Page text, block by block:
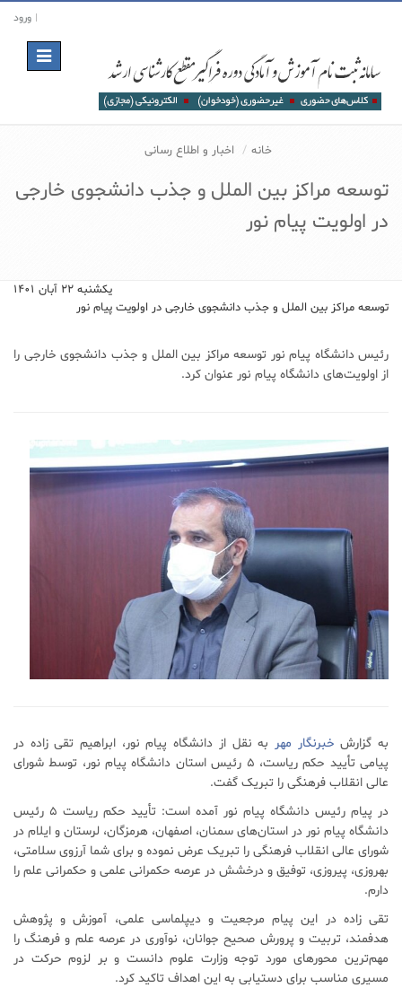
ورود
Toggle
navigation
خانه اخبار و اطلاع رسانی
توسعه مراکز بین الملل و جذب دانشجوی خارجی
در اولویت‌ پیام نور
یکشنبه ۲۲ آبان ۱۴۰۱
توسعه مراکز بین الملل و جذب دانشجوی خارجی در اولویت‌ پیام نور
رئیس دانشگاه پیام نور توسعه مراکز بین الملل و جذب دانشجوی خارجی را
از اولویت‌های دانشگاه پیام نور عنوان کرد.
به گزارش خبرنگار مهر به نقل از دانشگاه پیام نور، ابراهیم تقی زاده در
پیامی تأیید حکم ریاست، ۵ رئیس استان دانشگاه پیام نور، توسط شورای
عالی انقلاب فرهنگی را تبریک گفت.
در پیام رئیس دانشگاه پیام نور آمده است: تأیید حکم ریاست ۵ رئیس
دانشگاه پیام نور در استان‌های سمنان، اصفهان، هرمزگان، لرستان و ایلام در
شورای عالی انقلاب فرهنگی را تبریک عرض نموده و برای شما آرزوی سلامتی،
بهروزی، پیروزی، توفیق و درخشش در عرصه حکمرانی علمی و حکمرانی علم را
دارم.
تقی زاده در این پیام مرجعیت و دیپلماسی علمی، آموزش و پژوهش
هدفمند، تربیت و پرورش صحیح جوانان، نوآوری در عرصه علم و فرهنگ را
مهم‌ترین محورهای مورد توجه وزارت علوم دانست و بر لزوم حرکت در
مسیری مناسب برای دستیابی به این اهداف تاکید کرد.